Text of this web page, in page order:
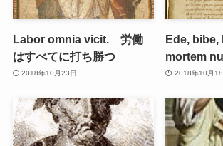
Labor omnia vicit. 労働
はすべてに打ち勝つ
2018年10月23日
Ede,
mortem
2018年10月18